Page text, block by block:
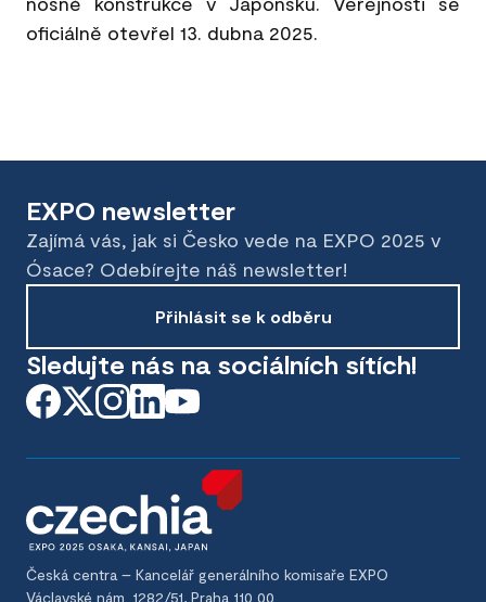
oficiálně otevřel 13. dubna 2025.
EXPO newsletter
Zajímá vás, jak si Česko vede na EXPO 2025 v
Ósace? Odebírejte náš newsletter!
Přihlásit se k odběru
Sledujte nás na sociálních sítích!
Česká centra – Kancelář generálního komisaře EXPO
Václavské nám. 1282/51, Praha 110 00